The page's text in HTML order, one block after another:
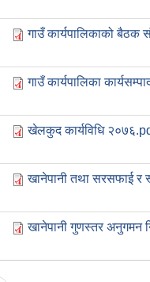
गाउँ कार्यपालिकाको बैठक
गाउँ कार्यपालिका
खेलकुद कार्यविधि
खानेपानी तथा सरसफाई र
खानेपानी गुणस्तर अनुगमन